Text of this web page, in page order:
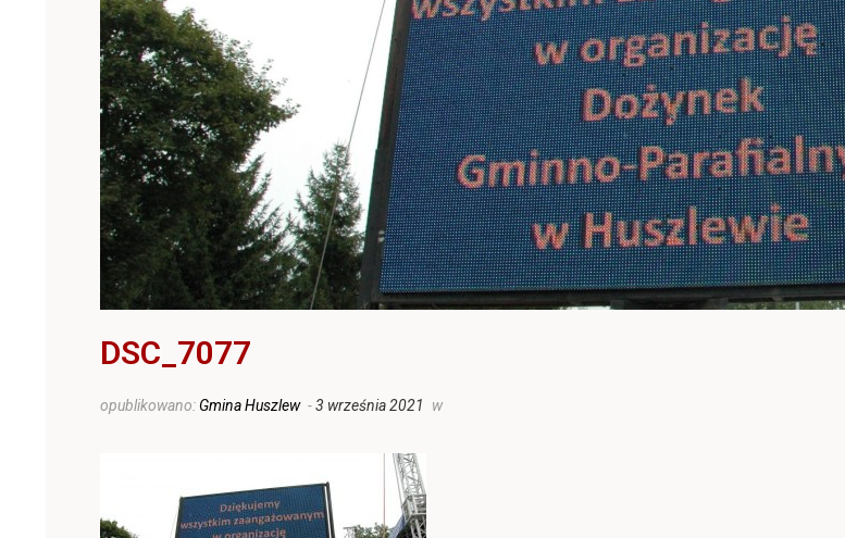
DSC_7077
opublikowano: Gmina Huszlew -3 września 2021 w